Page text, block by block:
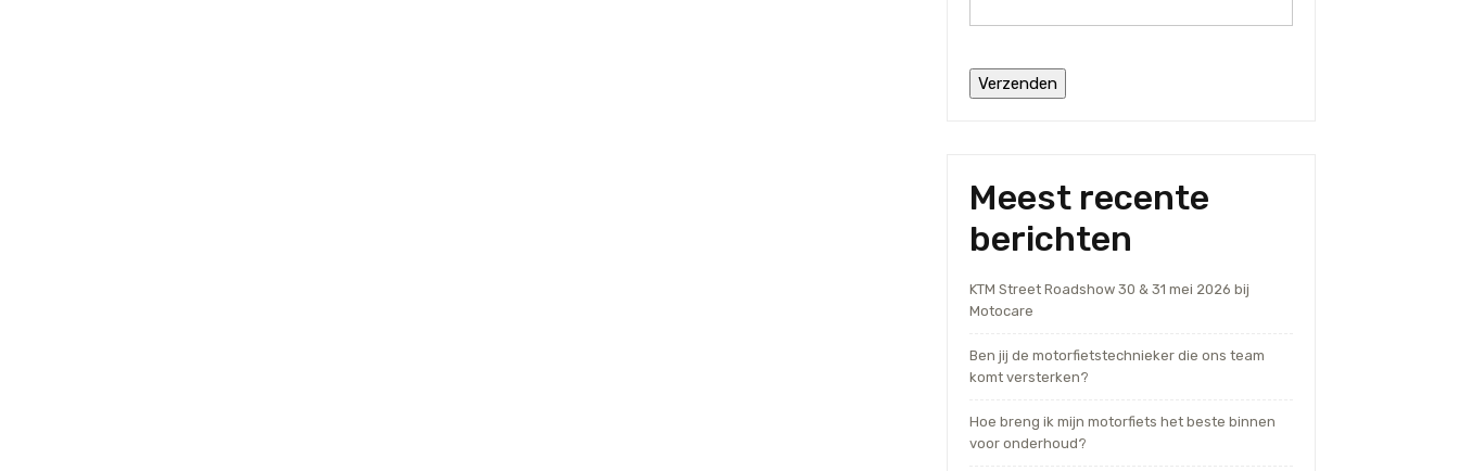
Meest recente
berichten
KTM Street Roadshow 30 & 31 mei 2026 bij
Motocare
Ben jij de motorfietstechnieker die ons team
komt versterken?
Hoe breng ik mijn motorfiets het beste binnen
voor onderhoud?